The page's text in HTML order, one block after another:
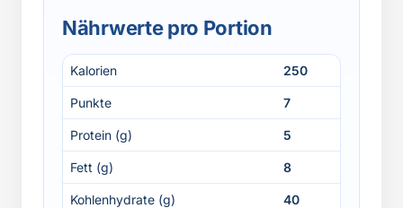
Nährwerte pro Portion
Kalorien 250
Punkte 7
Protein (g) 5
Fett (g) 8
Kohlenhydrate (g) 40